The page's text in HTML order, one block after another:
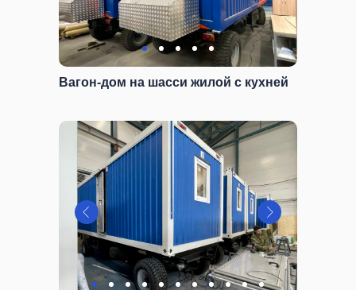
Вагон-дом на шасси жилой с кухней